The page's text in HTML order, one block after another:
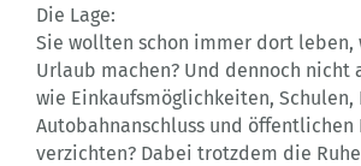
Die Lage:
Sie wollten schon immer dort leben,
Urlaub machen? Und dennoch nicht
wie Einkaufsmöglichkeiten, Schulen,
Autobahnanschluss und öffentlichen
verzichten? Dabei trotzdem die